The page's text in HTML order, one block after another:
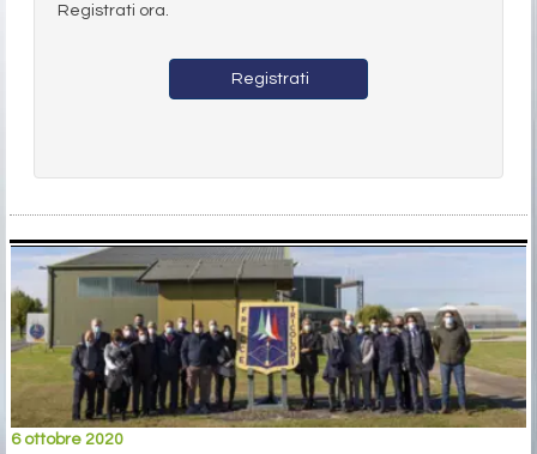
Registrati ora.
Registrati
6 ottobre 2020